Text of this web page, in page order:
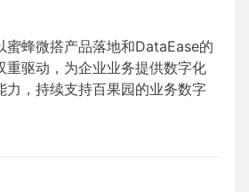
蜜蜂微搭产品落地和DataEase的
重驱动，为企业业务提供数字化
力，持续支持百果园的业务数字